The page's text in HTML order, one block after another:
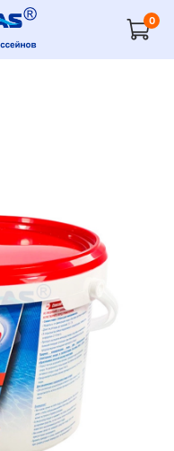
0